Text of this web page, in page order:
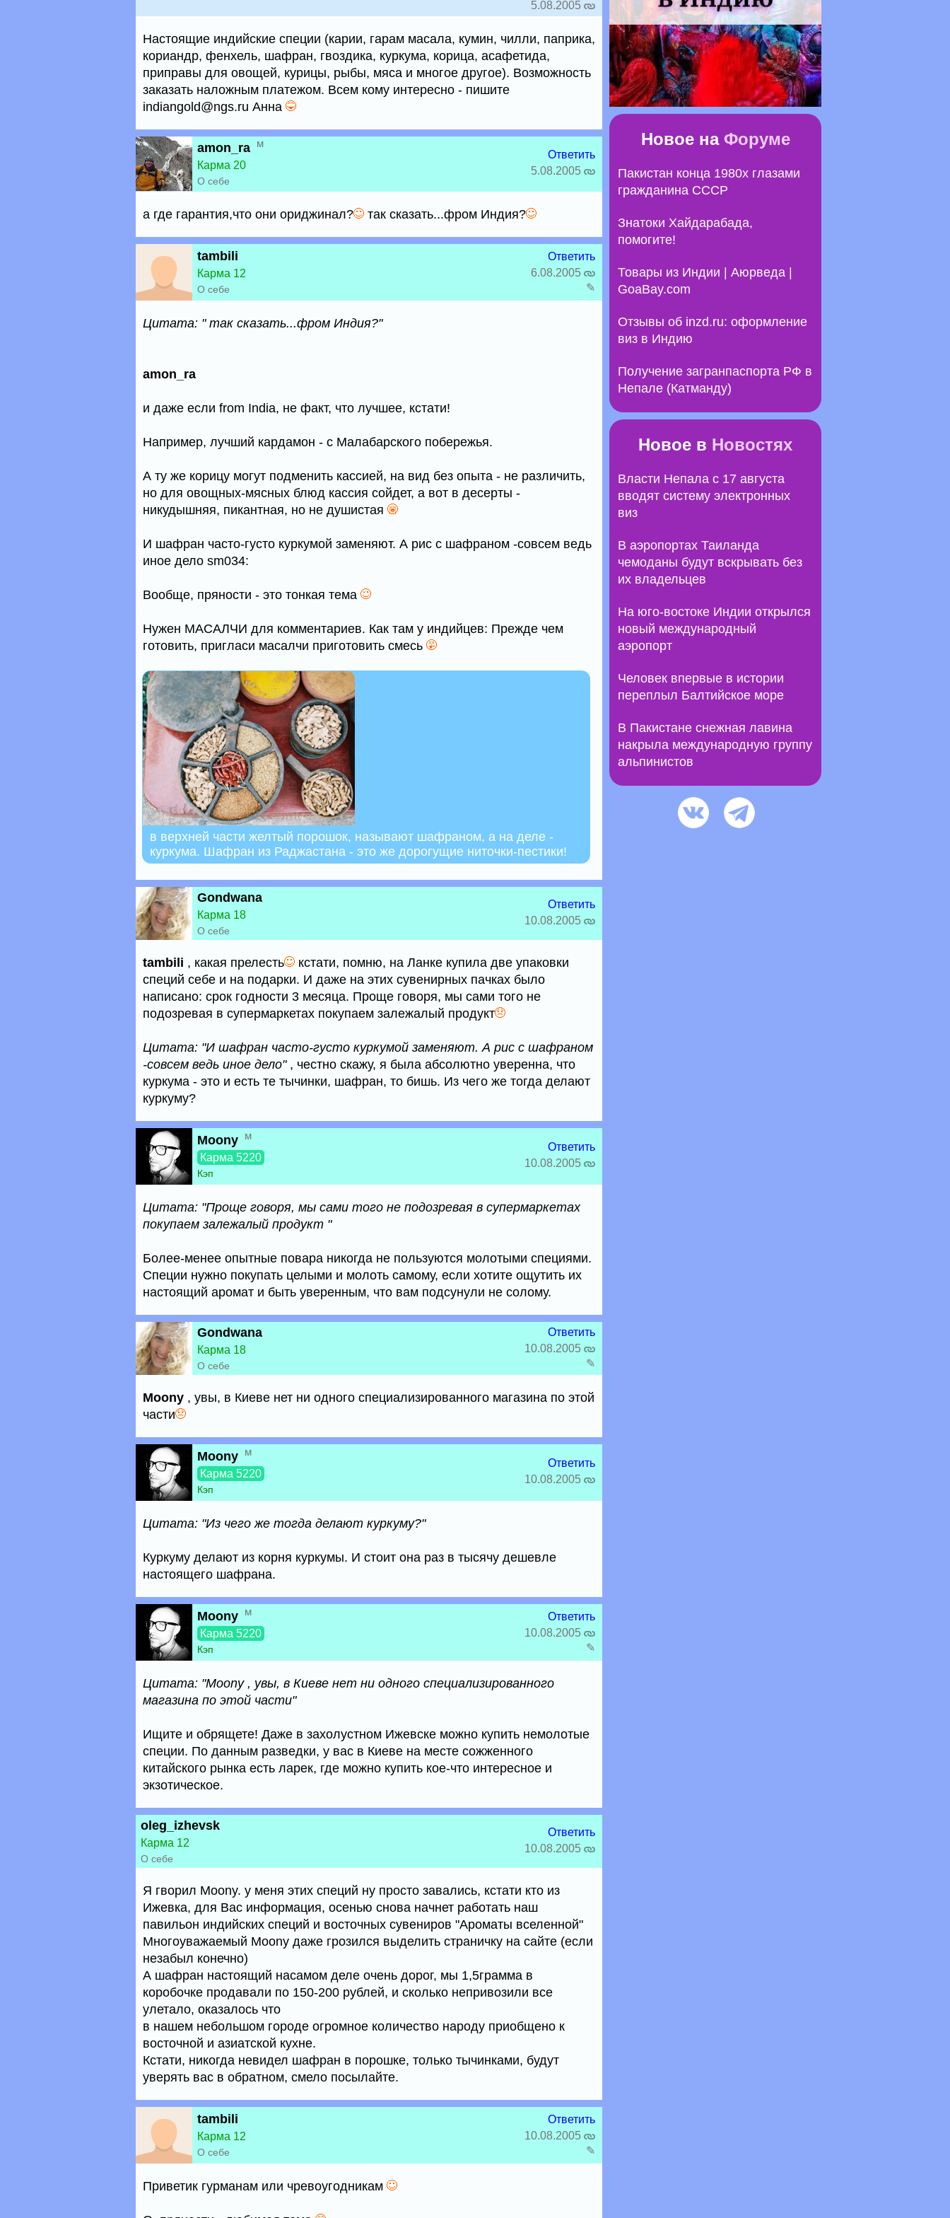
5.08.2005
Настоящие индийские специи (карии, гарам масала, кумин, чилли, паприка,
кориандр, фенхель, шафран, гвоздика, куркума, корица, асафетида,
приправы для овощей, курицы, рыбы, мяса и многое другое). Возможность
заказать наложным платежом. Всем кому интересно - пишите
indiangold@ngs.ru Анна
amon_ra м
Карма 20
О себе
Ответить
5.08.2005
а где гарантия,что они ориджинал? так сказать...фром Индия?
tambili
Карма 12
О себе
Ответить
6.08.2005
✎
Цитата: " так сказать...фром Индия?"
amon_ra
и даже если from India, не факт, что лучшее, кстати!
Например, лучший кардамон - с Малабарского побережья.
А ту же корицу могут подменить кассией, на вид без опыта - не различить,
но для овощных-мясных блюд кассия сойдет, а вот в десерты -
никудышняя, пикантная, но не душистая
И шафран часто-густо куркумой заменяют. А рис с шафраном -совсем ведь
иное дело sm034:
Вообще, пряности - это тонкая тема
Нужен МАСАЛЧИ для комментариев. Как там у индийцев: Прежде чем
готовить, пригласи масалчи приготовить смесь
в верхней части желтый порошок, называют шафраном, а на деле -
куркума. Шафран из Раджастана - это же дорогущие ниточки-пестики!
Gondwana
Карма 18
О себе
Ответить
10.08.2005
tambili , какая прелесть
кстати, помню, на Ланке купила две упаковки
специй себе и на подарки. И даже на этих сувенирных пачках было
написано: срок годности 3 месяца. Проще говоря, мы сами того не
подозревая в супермаркетах покупаем залежалый продукт
Цитата: "И шафран часто-густо куркумой заменяют. А рис с шафраном
-совсем ведь иное дело", честно скажу, я была абсолютно уверенна, что
куркума - это и есть те тычинки, шафран, то бишь. Из чего же тогда делают
куркуму?
Moony м
Карма 5220
Кэп
Ответить
10.08.2005
Цитата: "Проще говоря, мы сами того не подозревая в супермаркетах
покупаем залежалый продукт "
Более-менее опытные повара никогда не пользуются молотыми специями.
Специи нужно покупать целыми и молоть самому, если хотите ощутить их
настоящий аромат и быть уверенным, что вам подсунули не солому.
Gondwana
Карма 18
О себе
Ответить
10.08.2005
✎
Moony , увы, в Киеве нет ни одного специализированного магазина по этой
части
Moony м
Карма 5220
Кэп
Ответить
10.08.2005
Цитата: "Из чего же тогда делают куркуму?"
Куркуму делают из корня куркумы. И стоит она раз в тысячу дешевле
настоящего шафрана.
Moony м
Карма 5220
Кэп
Ответить
10.08.2005
✎
Цитата: "Moony , увы, в Киеве нет ни одного специализированного
магазина по этой части"
Ищите и обрящете! Даже в захолустном Ижевске можно купить немолотые
специи. По данным разведки, у вас в Киеве на месте сожженного
китайского рынка есть ларек, где можно купить кое-что интересное и
экзотическое.
oleg_izhevsk
Карма 12
О себе
Ответить
10.08.2005
Я гворил Moony. у меня этих специй ну просто завались, кстати кто из
Ижевка, для Вас информация, осенью снова начнет работать наш
павильон индийских специй и восточных сувениров "Ароматы вселенной"
Многоуважаемый Moony даже грозился выделить страничку на сайте (если
незабыл конечно)
А шафран настоящий насамом деле очень дорог, мы 1,5грамма в
коробочке продавали по 150-200 рублей, и сколько непривозили все
улетало, оказалось что
в нашем небольшом городе огромное количество народу приобщено к
восточной и азиатской кухне.
Кстати, никогда невидел шафран в порошке, только тычинками, будут
уверять вас в обратном, смело посылайте.
tambili
Карма 12
О себе
Ответить
10.08.2005
✎
Приветик гурманам или чревоугодникам
Новое на Форуме
Пакистан конца 1980х глазами
гражданина СССР
Знатоки Хайдарабада,
помогите!
Товары из Индии | Аюрведа |
GoaBay.com
Отзывы об inzd.ru: оформление
виз в Индию
Получение загранпаспорта РФ в
Непале (Катманду)
Новое в Новостях
Власти Непала с 17 августа
вводят систему электронных
виз
В аэропортах Таиланда
чемоданы будут вскрывать без
их владельцев
На юго-востоке Индии открылся
новый международный
аэропорт
Человек впервые в истории
переплыл Балтийское море
В Пакистане снежная лавина
накрыла международную группу
альпинистов